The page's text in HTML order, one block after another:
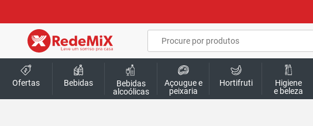
Ofertas Bebidas
Bebidas
alcoólicas
Açougue e
peixaria
Hortifruti
Higiene
e beleza